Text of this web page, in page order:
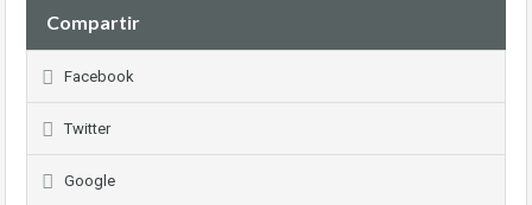
Compartir
Facebook
Twitter
Google